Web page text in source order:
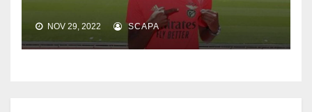
NOV 29, 2022 SCAPA